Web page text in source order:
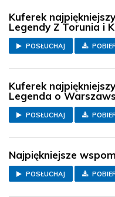
Kuferek
Legendy Z Torunia i
POSŁUCHAJ
Kuferek
Legenda o
POSŁUCHAJ
Najpiękniejsze
POSŁUCHAJ